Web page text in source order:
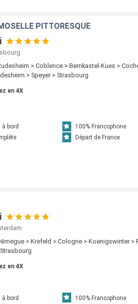
PITTORESQUE
> Coblence > Bernkastel-Kues >
> Speyer > Strasbourg
en 4X
bord
100% Francophone
Départ de France
> Krefeld > Cologne > Koenigswinter >
en 4X
bord
100% Francophone